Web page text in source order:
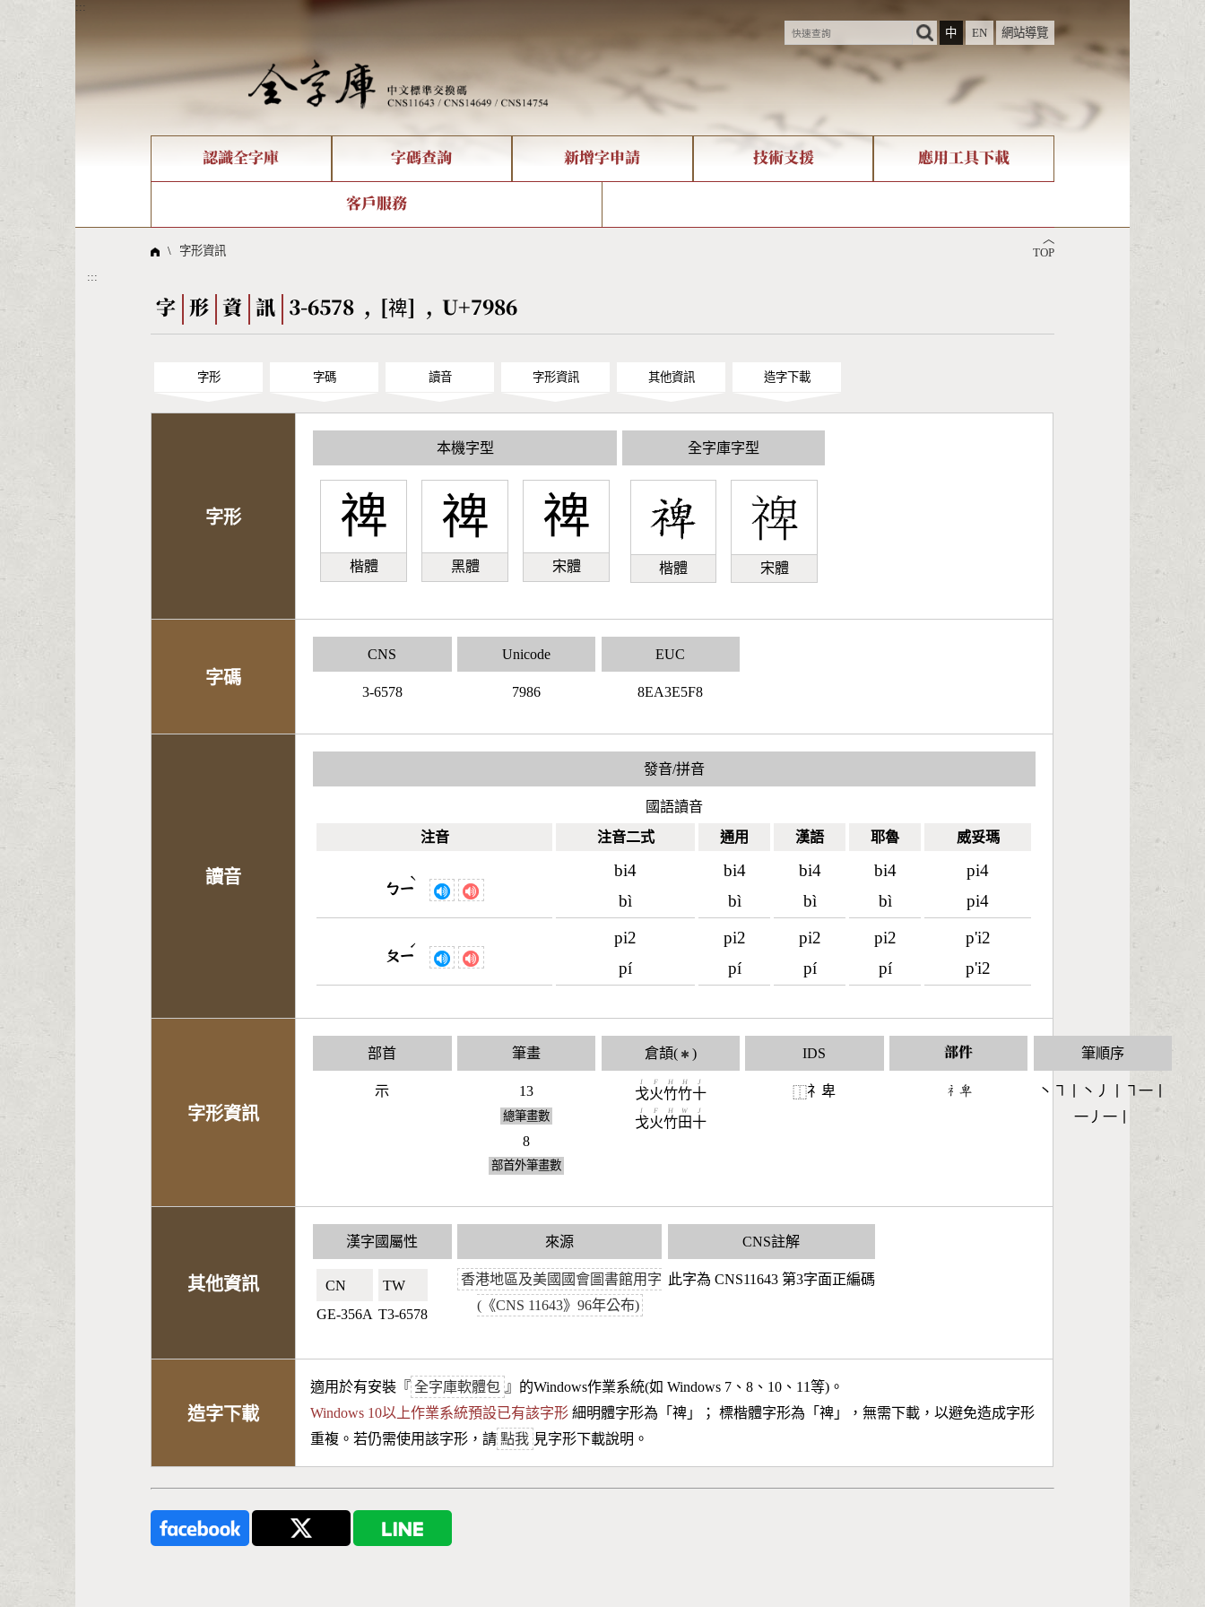
:::
中
EN 網站導覽
認識全字庫
全字庫現況
線上教學
字碼查詢
部件查詢
倉頡查詢
Big5查詢 拼音查詢
新增字申請 技術支援
造字解決方案
應用工具下載
字形下載
客戶服務
問題集
︿
TOP
\ 字形資訊
:::
字 形 資 訊 3-6578 , [禆] , U+7986
字形 字碼 讀音 字形資訊 其他資訊 造字下載
字形
本機字型
禆
楷體
禆
黑體
禆
宋體
全字庫字型
楷體 宋體
字碼
CNS
3-6578
Unicode
7986
EUC
8EA3E5F8
讀音
發音/拼音
國語讀音
注音
注音二式 通用 漢語 耶魯 威妥瑪
ㄅㄧ
ˋ
bi4
bì
bi4
bì
bi4
bì
bi4
bì
pi4
pi4
ㄆㄧ
ˊ
pi2
pí
pi2
pí
pi2
pí
pi2
pí
p'i2
p'i2
字形資訊
部首
示
筆畫
13
總筆畫數
8
部首外筆畫數
倉頡( ✱ )
戈
I
火
F
竹
H
竹
H
十
J
戈
I
火
F
竹
H
田
W
十
J
IDS
⿰礻卑
部件
󶄛󶇓
筆順序
丶㇕丨丶丿丨㇕一丨
一丿一丨
其他資訊
漢字國屬性
CN🇨🇳
GE-356A
TW🇹🇼
T3-6578
來源
香港地區及美國國會圖書館用字
(《CNS 11643》96年公布)
CNS註解
此字為 CNS11643 第3字面正編碼
造字下載
適用於有安裝『 全字庫軟體包 』的Windows作業系統(如 Windows 7、8、10、11等)。
Windows 10以上作業系統預設已有該字形 細明體字形為「禆 」； 標楷體字形為「禆 」，無需下載，以避免造成字形
重複。若仍需使用該字形，請 點我 見字形下載說明。